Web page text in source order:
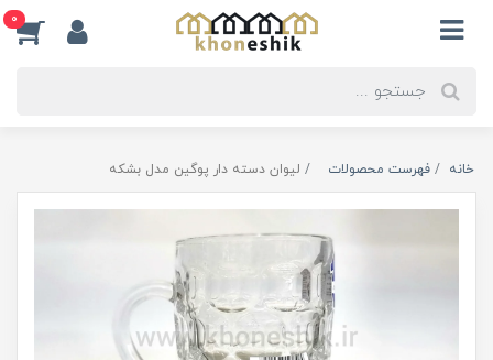
0
خانه فهرست محصولات لیوان دسته دار پوگین مدل بشکه